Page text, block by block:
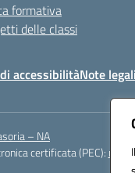
formativa
delle classi
accessibilitàNote
– NA
certificata (PEC):